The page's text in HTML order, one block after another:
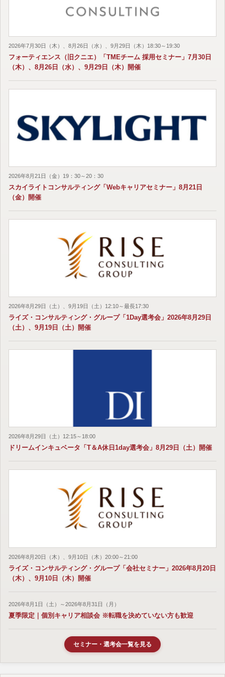
2026年7月30日（木）、8月26日（水）、9月29日（木）18:30～19:30
フォーティエンス（旧クニエ）「TMEチーム 採用セミナー」7月30日
（木）、8月26日（水）、9月29日（木）開催
2026年8月21日（金）19：30～20：30
スカイライトコンサルティング「Webキャリアセミナー」8月21日
（金）開催
2026年8月29日（土）、9月19日（土）12:10～最長17:30
ライズ・コンサルティング・グループ「1Day選考会」2026年8月29日
（土）、9月19日（土）開催
2026年8月29日（土）12:15～18:00
ドリームインキュベータ「T＆A休日1day選考会」8月29日（土）開催
2026年8月20日（木）、9月10日（木）20:00～21:00
ライズ・コンサルティング・グループ「会社セミナー」2026年8月20日
（木）、9月10日（木）開催
2026年8月1日（土）～2026年8月31日（月）
夏季限定｜個別キャリア相談会 ※転職を決めていない方も歓迎
セミナー・選考会一覧を見る